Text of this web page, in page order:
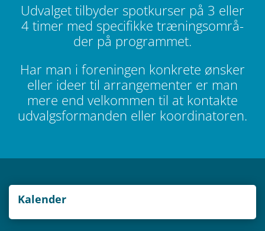
Udval­get til­by­der spot­kur­ser på 3 eller
4 timer med spe­ci­fikke træ­nings­om­rå­
der på programmet.
Har man i for­e­nin­gen kon­krete ønsker
eller ideer til arran­ge­men­ter er man
mere end vel­kom­men til at kon­takte
udvalgs­for­man­den eller koordinatoren.
Kalen­der